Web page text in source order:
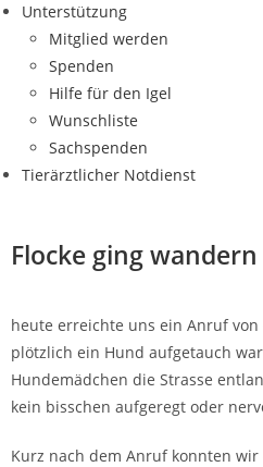
Unterstützung
Mitglied werden
Spenden
Hilfe für den Igel
Wunschliste
Sachspenden
Tierärztlicher Notdienst
Flocke ging wandern
heute erreichte uns ein Anruf
plötzlich ein Hund aufgetauch
Hundemädchen die Strasse
kein bisschen aufgeregt oder
Kurz nach dem Anruf konnten